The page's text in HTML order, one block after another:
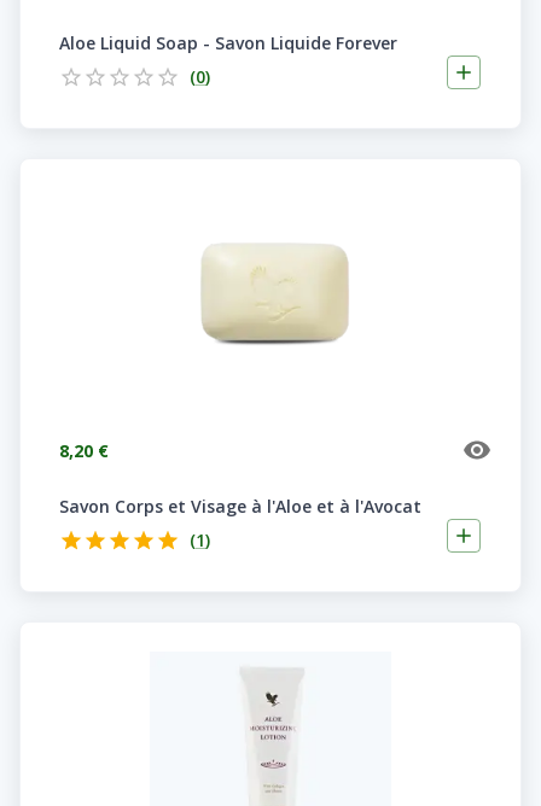
Aloe Liquid Soap - Savon Liquide Forever
(0)
8,20 €
Savon Corps et Visage à l'Aloe et à l'Avocat
(1)